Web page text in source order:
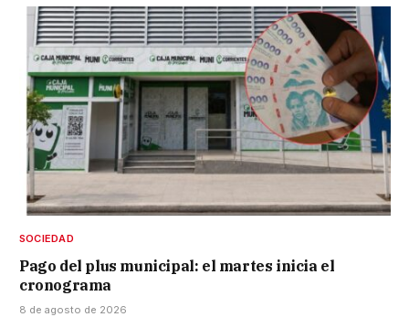
SOCIEDAD
Pago del plus municipal: el martes inicia el
cronograma
8 de agosto de 2026